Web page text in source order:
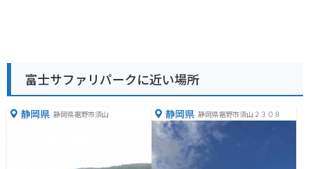
富士サファリパークに近い場所
静岡県 静岡県裾野市須山 静岡県 静岡県裾野市須山２３０８